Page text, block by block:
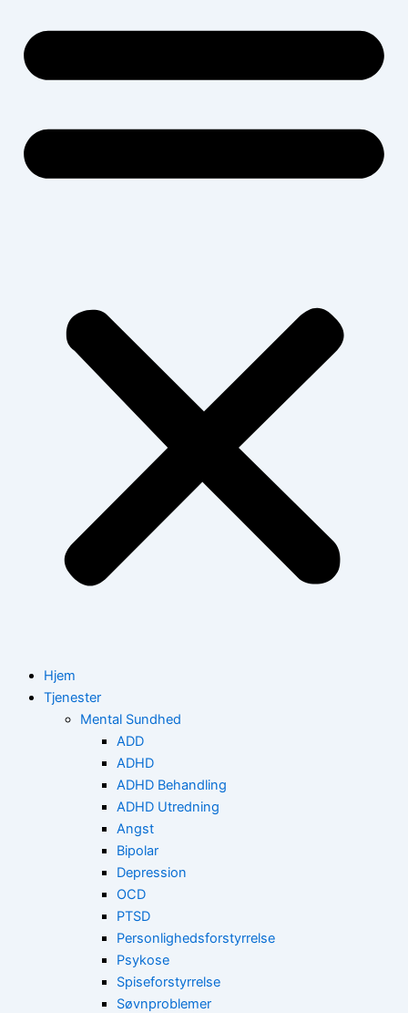
Hjem
Tjenester
Mental Sundhed
ADD
ADHD
ADHD Behandling
ADHD Utredning
Angst
Bipolar
Depression
OCD
PTSD
Personlighedsforstyrrelse
Psykose
Spiseforstyrrelse
Søvnproblemer